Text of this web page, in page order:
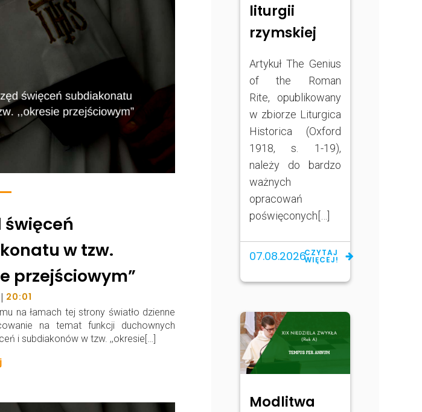
święceń
w tzw.
przejściowym”
| 20:01
na łamach tej strony światło dzienne
na temat funkcji duchownych
i subdiakonów w tzw. ,,okresie[…]
liturgii
rzymskiej
Artykuł The Genius
of the Roman
Rite, opublikowany
w zbiorze Liturgica
Historica (Oxford
1918, s. 1-19),
należy do bardzo
ważnych
opracowań
poświęconych[…]
07.08.2026CZYTAJ
WIĘCEJ!
Modlitwa